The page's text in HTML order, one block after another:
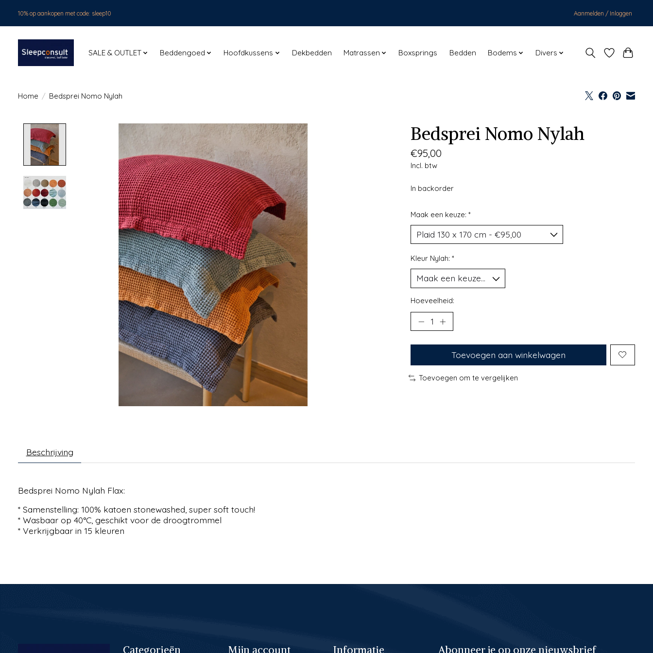
10% op aankopen met code: sleep10 Aanmelden / Inloggen
SALE & OUTLET Beddengoed Hoofdkussens Dekbedden Matrassen Boxsprings Bedden Bodems Divers
Home / Bedsprei Nomo Nylah
Product image slideshow Items Bedsprei Nomo Nylah
€95,00
Incl. btw
In backorder
Maak een keuze:*
Kleur Nylah:*
Hoeveelheid:
Toevoegen aan winkelwagen
Toevoegen om te vergelijken
Beschrijving
Bedsprei Nomo Nylah Flax:
* Samenstelling: 100% katoen stonewashed, super soft touch!
* Wasbaar op 40°C, geschikt voor de droogtrommel
* Verkrijgbaar in 15 kleuren
Categorieën Mijn account Informatie Abonneer je op onze nieuwsbrief